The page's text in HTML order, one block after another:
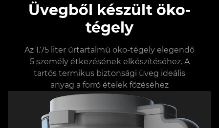
Üvegből készült öko-
tégely
Az 1.75 liter űrtartalmú öko-tégely elegendő
5 személy étkezésének elkészítéséhez. A
tartós termikus biztonsági üveg ideális
anyag a forró ételek főzéséhez